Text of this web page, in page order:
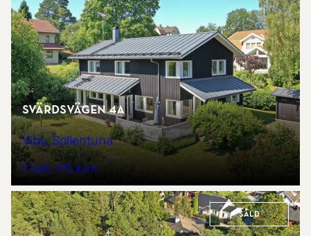
Svärdsvägen 4A
Viby, Sollentuna
7 rum 170 kvm
Såld